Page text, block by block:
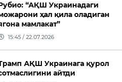
“АҚШ Украинадаги
ҳал қила оладиган
мамлакат”
15:45 / 22.07.2026
АҚШ Украинага қурол
айтди